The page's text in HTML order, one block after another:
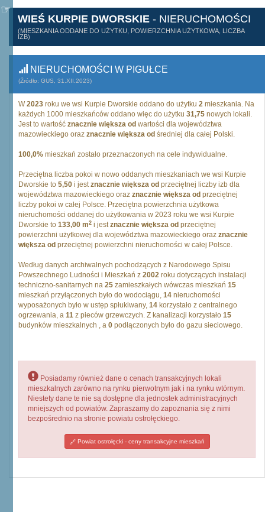
WIEŚ KURPIE DWORSKIE - NIERUCHOMOŚCI
(MIESZKANIA ODDANE DO UŻYTKU, POWIERZCHNIA UŻYTKOWA, LICZBA
IZB)
NIERUCHOMOŚCI W PIGUŁCE
(Źródło: GUS, 31.XII.2023)
W2023 roku we wsi Kurpie Dworskie oddano do użytku 2 mieszkania. Na
każdych 1000 mieszkańców oddano więc do użytku 31,75 nowych lokali.
Jest to wartość znacznie większa od wartości dla województwa
mazowieckiego oraz znacznie większa od średniej dla całej Polski.
100,0% mieszkań zostało przeznaczonych na cele indywidualne.
Przeciętna liczba pokoi w nowo oddanych mieszkaniach we wsi Kurpie
Dworskie to 5,50 i jestznacznie większa od przeciętnej liczby izb dla
województwa mazowieckiego oraz znacznie większa od przeciętnej
liczby pokoi w całej Polsce. Przeciętna powierzchnia użytkowa
nieruchomości oddanej do użytkowania w 2023 roku we wsi Kurpie
Dworskie to 133,00 m2 i jestznacznie większa od przeciętnej
powierzchni użytkowej dla województwa mazowieckiego oraz znacznie
większa od przeciętnej powierzchni nieruchomości w całej Polsce.
Według danych archiwalnych pochodzących z Narodowego Spisu
Powszechnego Ludności i Mieszkań z 2002 roku dotyczących instalacji
techniczno-sanitarnych na 25 zamieszkałych wówczas mieszkań 15
mieszkań przyłączonych było do wodociągu, 14 nieruchomości
wyposażonych było w ustęp spłukiwany, 14 korzystało z centralnego
ogrzewania, a 11 z pieców grzewczych. Z kanalizacji korzystało 15
budynków mieszkalnych , a 0 podłączonych było do gazu sieciowego.
Posiadamy również dane o cenach transakcyjnych lokali
mieszkalnych zarówno na rynku pierwotnym jak i na rynku wtórnym.
Niestety dane te nie są dostępne dla jednostek administracyjnych
mniejszych od powiatów. Zapraszamy do zapoznania się z nimi
bezpośrednio na stronie powiatu ostrołęckiego.
Powiat ostrołęcki - ceny transakcyjne mieszkań